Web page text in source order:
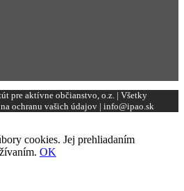
pre aktívne občianstvo, o.z. | Všetky
ochranu vašich údajov | info@ipao.sk
cookies. Jej prehliadaním
OK